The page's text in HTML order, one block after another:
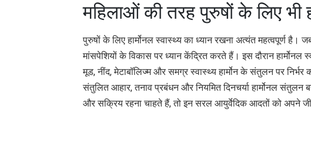
महिलाओं की तरह पुरुषों के लिए भी
पुरुषों के लिए हार्मोनल स्वास्थ्य का ध्यान रखना अत्यंत महत्वपूर्ण
मांसपेशियों के विकास पर ध्यान केंद्रित करते हैं। इस दौरान
मूड, नींद, मेटाबॉलिज्म और समग्र स्वास्थ्य हार्मोन के संतुलन पर
संतुलित आहार, तनाव प्रबंधन और नियमित दिनचर्या हार्मोनल
और सक्रिय रहना चाहते हैं, तो इन सरल आयुर्वेदिक आदतों को अपने